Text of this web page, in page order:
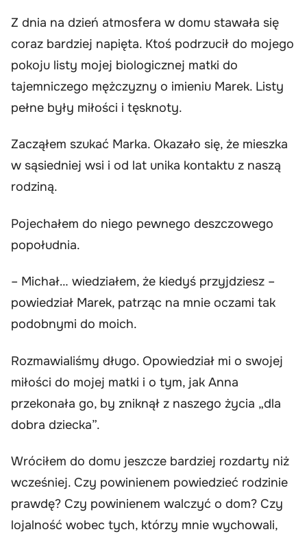
Z dnia na dzień atmosfera w domu stawała się
coraz bardziej napięta. Ktoś podrzucił do mojego
pokoju listy mojej biologicznej matki do
tajemniczego mężczyzny o imieniu Marek. Listy
pełne były miłości i tęsknoty.
Zacząłem szukać Marka. Okazało się, że mieszka
w sąsiedniej wsi i od lat unika kontaktu z naszą
rodziną.
Pojechałem do niego pewnego deszczowego
popołudnia.
– Michał… wiedziałem, że kiedyś przyjdziesz –
powiedział Marek, patrząc na mnie oczami tak
podobnymi do moich.
Rozmawialiśmy długo. Opowiedział mi o swojej
miłości do mojej matki i o tym, jak Anna
przekonała go, by zniknął z naszego życia „dla
dobra dziecka”.
Wróciłem do domu jeszcze bardziej rozdarty niż
wcześniej. Czy powinienem powiedzieć rodzinie
prawdę? Czy powinienem walczyć o dom? Czy
lojalność wobec tych, którzy mnie wychowali,